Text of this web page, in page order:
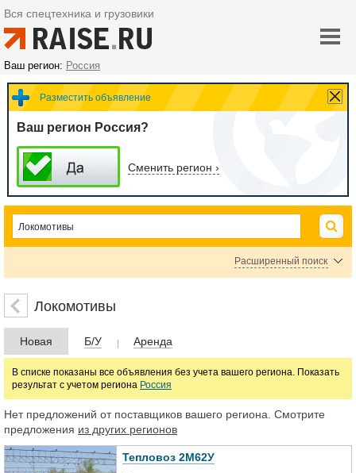
Вся спецтехника и грузовики
Ваш регион: Россия
Разместить объявление
Ваш регион Россия?
Сменить регион ›
Расширенный поиск
Цена
руб.
Марка
Локомотивы
Новая Б/У Аренда
В списке показаны все объявления без учета вашего региона. Показать
результат с учетом региона Россия
Нет предложений от поставщиков вашего региона. Смотрите
предложения из других регионов
Тепловоз 2М62У